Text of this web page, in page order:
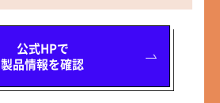
公式HPで
製品情報を確認